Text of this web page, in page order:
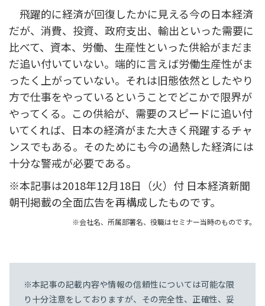
飛躍的に経済が回復したかに見える今の日本経済
だが、消費、投資、政府支出、輸出といった需要に
比べて、資本、労働、生産性といった供給がまだま
だ追い付いていない。端的に言えば労働生産性がま
ったく上がっていない。それは旧態依然としたやり
方で仕事をやっているということでどこかで限界が
やってくる。この供給が、需要のスピードに追い付
いてくれば、日本の経済がまた大きく飛躍するチャ
ンスでもある。そのためにも今の過熱した経済には
十分な警戒が必要である。
※本記事は2018年12月18日（火）付 日本経済新聞
朝刊掲載の全面広告を再構成したものです。
※会社名、所属部署名、役職はセミナー当時のものです。
※本記事の記載内容や情報の信頼性については可能な限
り十分注意をしておりますが、その完全性、正確性、妥